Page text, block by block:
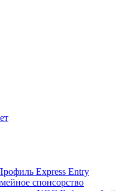
Express Entry
спонсорство